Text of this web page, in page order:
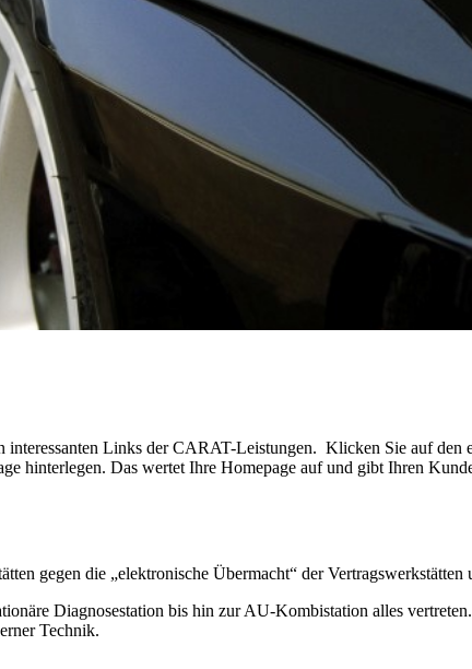
Links der CARAT-Leistungen. Klicken Sie auf den
hinterlegen. Das wertet Ihre Homepage auf und gibt Ihren
gegen die „elektronische Übermacht“ der
Diagnosestation bis hin zur AU-Kombistation alles
Technik.